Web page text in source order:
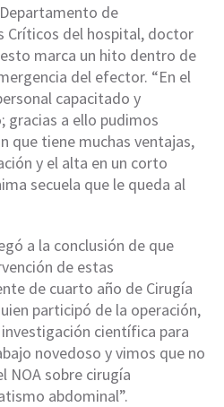
de
Críticos del hospital, doctor
marca un hito dentro de
del efector. “En el
capacitado y
gracias a ello pudimos
que tiene muchas ventajas,
y el alta en un corto
secuela que le queda al
a la conclusión de que
de estas
de cuarto año de Cirugía
participó de la operación,
científica para
novedoso y vimos que no
NOA sobre cirugía
abdominal”.